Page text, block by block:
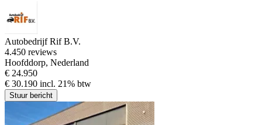
Autobedrijf Rif B.V.
4.450 reviews
Hoofddorp, Nederland
€ 24.950
€ 30.190 incl. 21% btw
Stuur bericht